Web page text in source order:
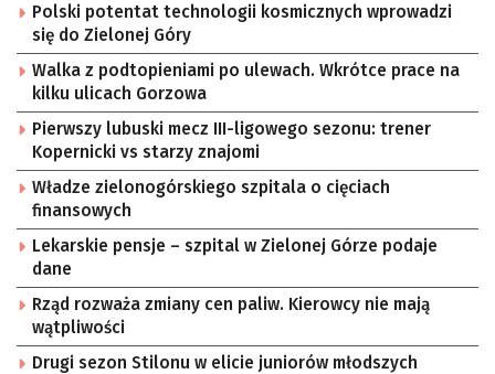
Polski potentat technologii kosmicznych wprowadzi
się do Zielonej Góry
Walka z podtopieniami po ulewach. Wkrótce prace na
kilku ulicach Gorzowa
Pierwszy lubuski mecz III-ligowego sezonu: trener
Kopernicki vs starzy znajomi
Władze zielonogórskiego szpitala o cięciach
finansowych
Lekarskie pensje – szpital w Zielonej Górze podaje
dane
Rząd rozważa zmiany cen paliw. Kierowcy nie mają
wątpliwości
Drugi sezon Stilonu w elicie juniorów młodszych